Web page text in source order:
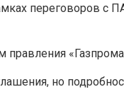
переговоров с
но